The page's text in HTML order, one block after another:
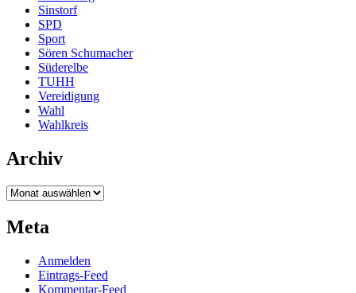
Sinstorf
SPD
Sport
Sören Schumacher
Süderelbe
TUHH
Vereidigung
Wahl
Wahlkreis
Archiv
Archiv
Meta
Anmelden
Eintrags-Feed
Kommentar-Feed